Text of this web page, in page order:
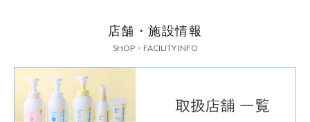
店舗・施設情報
SHOP・FACILITY INFO